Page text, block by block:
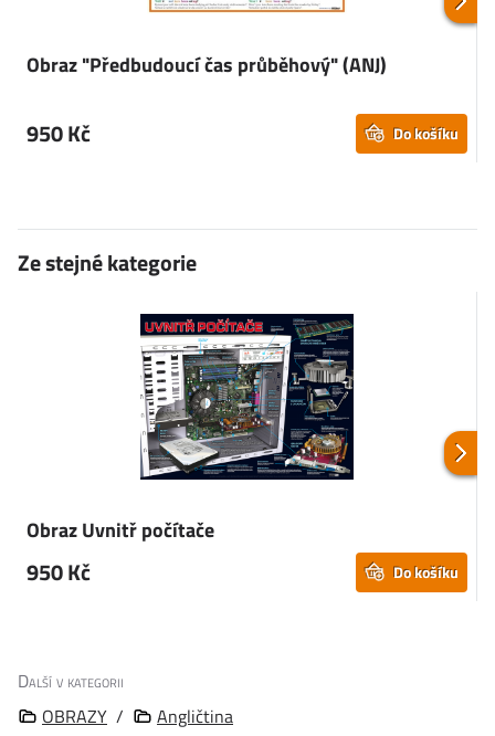
Obraz "Předbudoucí čas průběhový" (ANJ)
950 Kč Do košíku
Ze stejné kategorie
Obraz Uvnitř počítače
950 Kč Do košíku
Další v kategorii
OBRAZY / Angličtina